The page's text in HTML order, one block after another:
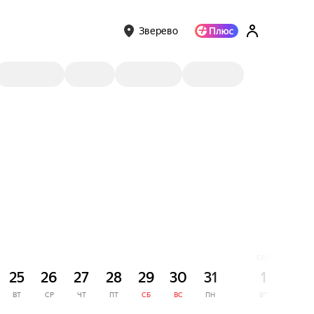
Зверево
25
ВТ
26
СР
27
ЧТ
28
ПТ
29
СБ
30
ВС
31
ПН
1
ВТ